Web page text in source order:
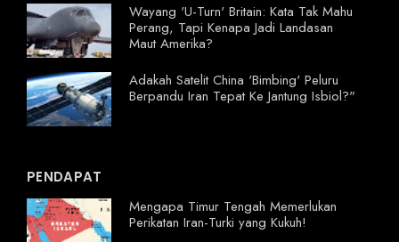
Wayang 'U-Turn' Britain: Kata Tak Mahu
Perang, Tapi Kenapa Jadi Landasan
Maut Amerika?
Adakah Satelit China 'Bimbing' Peluru
Berpandu Iran Tepat Ke Jantung Isbiol?"
PENDAPAT
Mengapa Timur Tengah Memerlukan
Perikatan Iran-Turki yang Kukuh!